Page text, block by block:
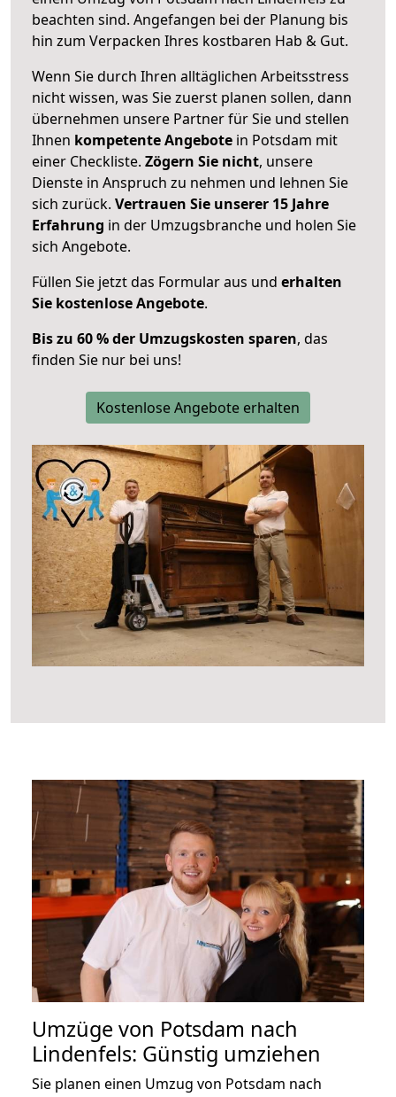
beachten sind. Angefangen bei der Planung bis
hin zum Verpacken Ihres kostbaren Hab & Gut.
Wenn Sie durch Ihren alltäglichen Arbeitsstress
nicht wissen, was Sie zuerst planen sollen, dann
übernehmen unsere Partner für Sie und stellen
Ihnen kompetente Angebote in Potsdam mit
einer Checkliste. Zögern Sie nicht, unsere
Dienste in Anspruch zu nehmen und lehnen Sie
sich zurück. Vertrauen Sie unserer 15 Jahre
Erfahrung in der Umzugsbranche und holen Sie
sich Angebote.
Füllen Sie jetzt das Formular aus und erhalten
Sie kostenlose Angebote.
Bis zu 60 % der Umzugskosten sparen, das
finden Sie nur bei uns!
Kostenlose Angebote erhalten
Umzüge von Potsdam nach
Lindenfels: Günstig umziehen
Sie planen einen Umzug von Potsdam nach